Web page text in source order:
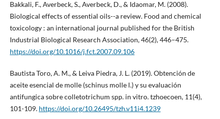
Bakkali, F., Averbeck, S., Averbeck, D., & Idaomar, M. (2008).
Biological effects of essential oils--a review. Food and chemical
toxicology : an international journal published for the British
Industrial Biological Research Association, 46(2), 446–475.
https://doi.org/10.1016/j.fct.2007.09.106
Bautista Toro, A. M., & Leiva Piedra, J. L. (2019). Obtención de
aceite esencial de molle (schinus molle l.) y su evaluación
antifungica sobre colletotrichum spp. in vitro. tzhoecoen, 11(4),
101-109. https://doi.org/10.26495/tzh.v11i4.1239